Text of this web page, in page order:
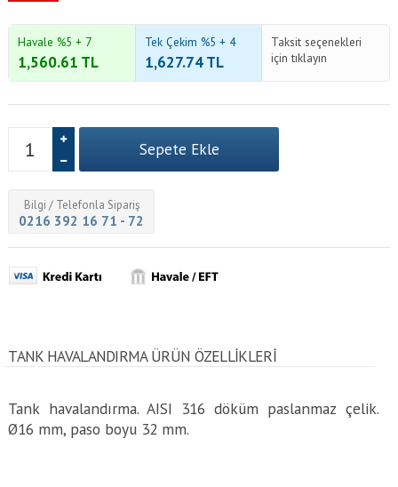
Havale %5 + 7
1,560.61 TL
Tek Çekim %5 + 4
1,627.74TL
Taksit seçenekleri
için tıklayın
Bilgi / Telefonla Sipariş
0216 392 16 71 - 72
TANK HAVALANDIRMA ÜRÜN ÖZELLİKLERİ
Tank havalandırma. AISI 316 döküm paslanmaz çelik.
Ø16 mm, paso boyu 32 mm.